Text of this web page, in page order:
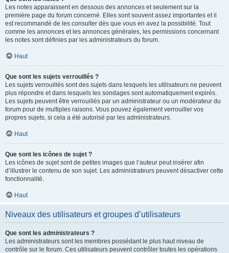
Les notes apparaissent en dessous des annonces et seulement sur la
première page du forum concerné. Elles sont souvent assez importantes et il
est recommandé de les consulter dès que vous en avez la possibilité. Tout
comme les annonces et les annonces générales, les permissions concernant
les notes sont définies par les administrateurs du forum.
Haut
Que sont les sujets verrouillés ?
Les sujets verrouillés sont des sujets dans lesquels les utilisateurs ne peuvent
plus répondre et dans lesquels les sondages sont automatiquement expirés.
Les sujets peuvent être verrouillés par un administrateur ou un modérateur du
forum pour de multiples raisons. Vous pouvez également verrouiller vos
propres sujets, si cela a été autorisé par les administrateurs.
Haut
Que sont les icônes de sujet ?
Les icônes de sujet sont de petites images que l’auteur peut insérer afin
d’illustrer le contenu de son sujet. Les administrateurs peuvent désactiver cette
fonctionnalité.
Haut
Niveaux des utilisateurs et groupes d’utilisateurs
Que sont les administrateurs ?
Les administrateurs sont les membres possédant le plus haut niveau de
contrôle sur le forum. Ces utilisateurs peuvent contrôler toutes les opérations